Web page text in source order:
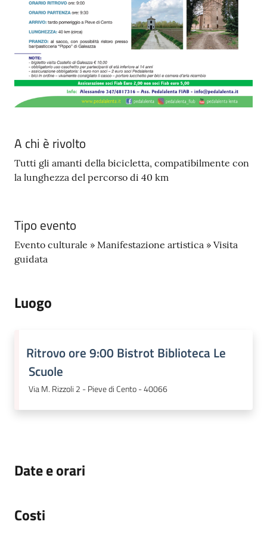
A chi è rivolto
Tutti gli amanti della bicicletta, compatibilmente con
la lunghezza del percorso di 40 km
Tipo evento
Evento culturale » Manifestazione artistica » Visita
guidata
Luogo
Ritrovo ore 9:00 Bistrot Biblioteca Le
Scuole
Via M. Rizzoli 2 - Pieve di Cento - 40066
Date e orari
Costi